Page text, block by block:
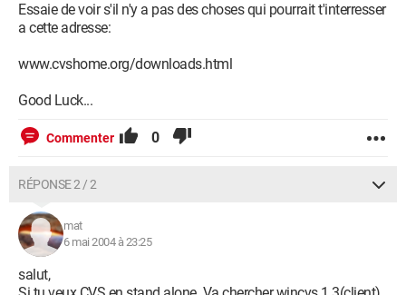
Essaie de voir s'il n'y a pas des choses qui pourrait t'interresser
a cette adresse:
www.cvshome.org/downloads.html
Good Luck...
Commenter 0
RÉPONSE 2 / 2
mat
6 mai 2004 à 23:25
salut,